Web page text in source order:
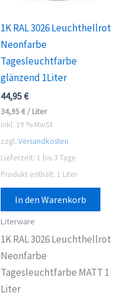
1K RAL 3026 Leuchthellrot
Neonfarbe
Tagesleuchtfarbe
glänzend 1Liter
44,95€
34,95€ / Liter
inkl. 19 % MwSt.
zzgl. Versandkosten
Lieferzeit: 1 bis 3 Tage
Produkt enthält: 1 Liter
In den Warenkorb
Literware
1K RAL 3026 Leuchthellrot
Neonfarbe
Tagesleuchtfarbe MATT 1
Liter